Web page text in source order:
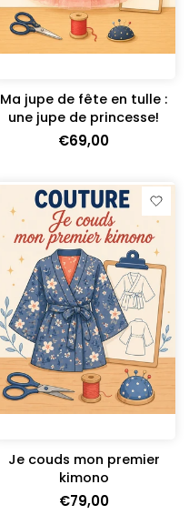
Ma jupe de fête en tulle :
une jupe de princesse!
€69,00
Je couds mon premier
kimono
€79,00